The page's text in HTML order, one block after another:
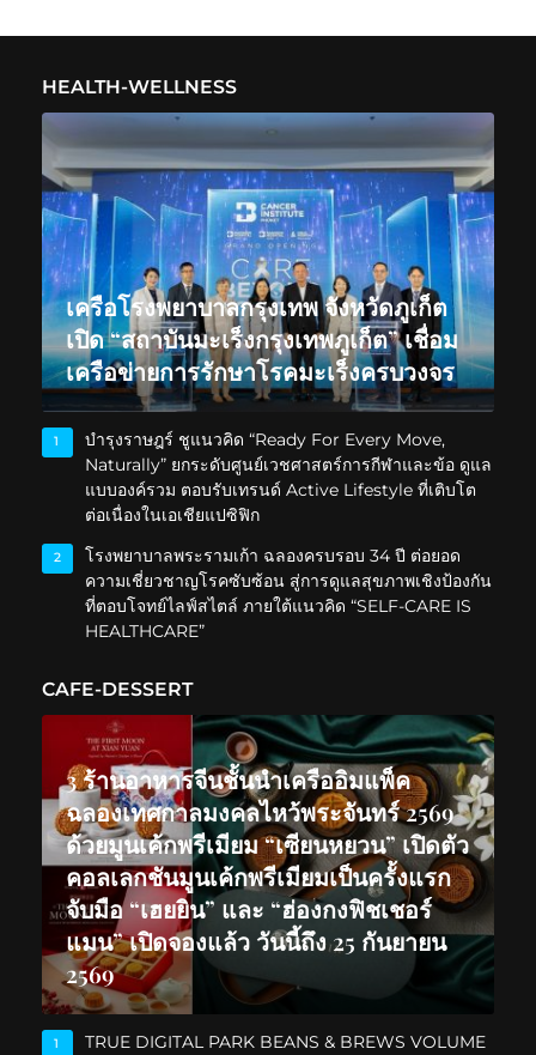
HEALTH-WELLNESS
เครือโรงพยาบาลกรุงเทพ จังหวัดภูเก็ต
เปิด “สถาบันมะเร็งกรุงเทพภูเก็ต” เชื่อม
เครือข่ายการรักษาโรคมะเร็งครบวงจร
1
บำรุงราษฎร์ ชูแนวคิด “Ready For Every Move,
Naturally” ยกระดับศูนย์เวชศาสตร์การกีฬาและข้อ ดูแล
แบบองค์รวม ตอบรับเทรนด์ Active Lifestyle ที่เติบโต
ต่อเนื่องในเอเชียแปซิฟิก
2
โรงพยาบาลพระรามเก้า ฉลองครบรอบ 34 ปี ต่อยอด
ความเชี่ยวชาญโรคซับซ้อน สู่การดูแลสุขภาพเชิงป้องกัน
ที่ตอบโจทย์ไลฟ์สไตล์ ภายใต้แนวคิด “SELF-CARE IS
HEALTHCARE”
CAFE-DESSERT
3 ร้านอาหารจีนชั้นนำเครืออิมแพ็ค
ฉลองเทศกาลมงคลไหว้พระจันทร์ 2569
ด้วยมูนเค้กพรีเมียม “เซียนหยวน” เปิดตัว
คอลเลกชันมูนเค้กพรีเมียมเป็นครั้งแรก
จับมือ “เฮยยิน” และ “ฮ่องกงฟิชเชอร์
แมน” เปิดจองแล้ว วันนี้ถึง 25 กันยายน
2569
1
TRUE DIGITAL PARK BEANS & BREWS VOLUME